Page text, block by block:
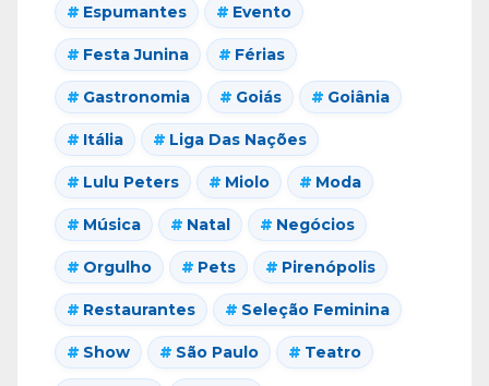
Espumantes Evento
Festa Junina Férias
Gastronomia Goiás Goiânia
Itália Liga Das Nações
Lulu Peters Miolo Moda
Música Natal Negócios
Orgulho Pets Pirenópolis
Restaurantes Seleção Feminina
Show São Paulo Teatro